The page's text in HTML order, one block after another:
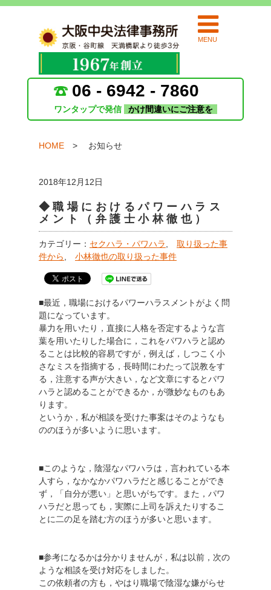
MENU
06 - 6942 - 7860
ワンタップで発信 かけ間違いにご注意を
HOME お知らせ
2018年12月12日
◆職場におけるパワーハラス
メント（弁護士小林徹也）
カテゴリー： セクハラ・パワハラ
取り扱った事
件から
小林徹也の取り扱った事件
■最近，職場におけるパワーハラスメントがよく問
題になっています。
暴力を用いたり，直接に人格を否定するような言
葉を用いたりした場合に，これをパワハラと認め
ることは比較的容易ですが，例えば，しつこく小
さなミスを指摘する，長時間にわたって説教をす
る，注意する声が大きい，など文章にするとパワ
ハラと認めることができるか，が微妙なものもあ
ります。
というか，私が相談を受けた事案はそのようなも
ののほうが多いように思います。
■このような，陰湿なパワハラは，言われている本
人すら，なかなかパワハラだと感じることができ
ず，「自分が悪い」と思いがちです。また，パワ
ハラだと思っても，実際に上司を訴えたりするこ
とに二の足を踏む方のほうが多いと思います。
■参考になるかは分かりませんが，私は以前，次の
ような相談を受け対応をしました。
この依頼者の方も，やはり職場で陰湿な嫌がらせ